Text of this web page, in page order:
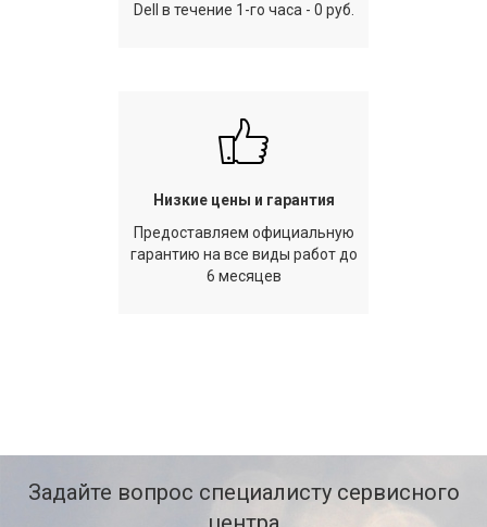
Dell в течение 1-го часа - 0 руб.
Низкие цены и гарантия
Предоставляем официальную
гарантию на все виды работ до
6 месяцев
Задайте вопрос специалисту сервисного